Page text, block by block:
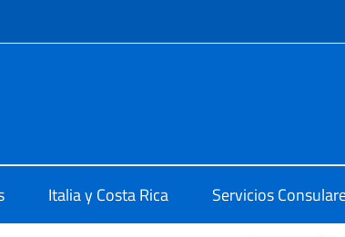
sociales y menú
Italia y Costa Rica Servicios